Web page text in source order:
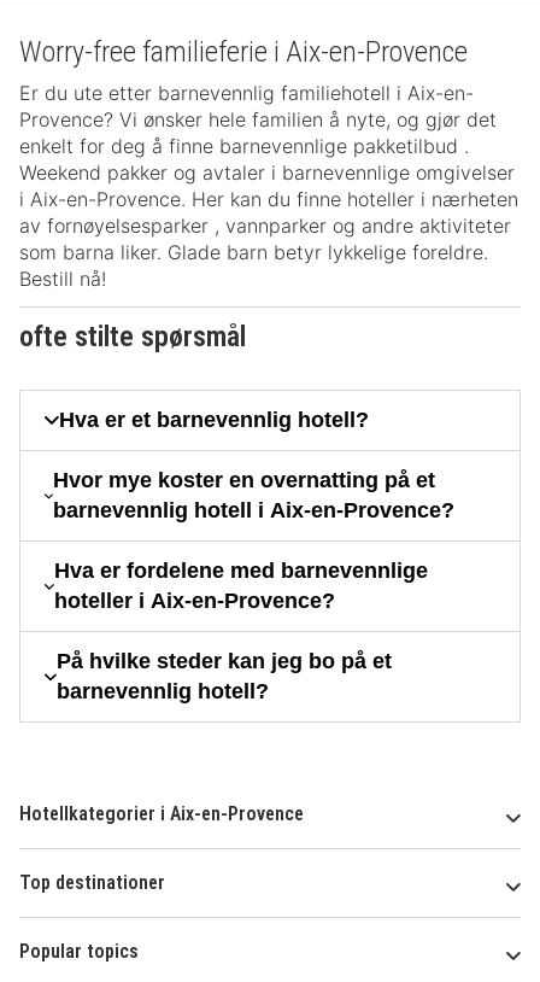
Worry-free familieferie i Aix-en-Provence
Er du ute etter barnevennlig familiehotell i Aix-en-
Provence? Vi ønsker hele familien å nyte, og gjør det
enkelt for deg å finne barnevennlige pakketilbud .
Weekend pakker og avtaler i barnevennlige omgivelser
i Aix-en-Provence. Her kan du finne hoteller i nærheten
av fornøyelsesparker , vannparker og andre aktiviteter
som barna liker. Glade barn betyr lykkelige foreldre.
Bestill nå!
ofte stilte spørsmål
Hva er et barnevennlig hotell?
Hvor mye koster en overnatting på et
barnevennlig hotell i Aix-en-Provence?
Hva er fordelene med barnevennlige
hoteller i Aix-en-Provence?
På hvilke steder kan jeg bo på et
barnevennlig hotell?
Hotellkategorier i Aix-en-Provence
Top destinationer
Popular topics